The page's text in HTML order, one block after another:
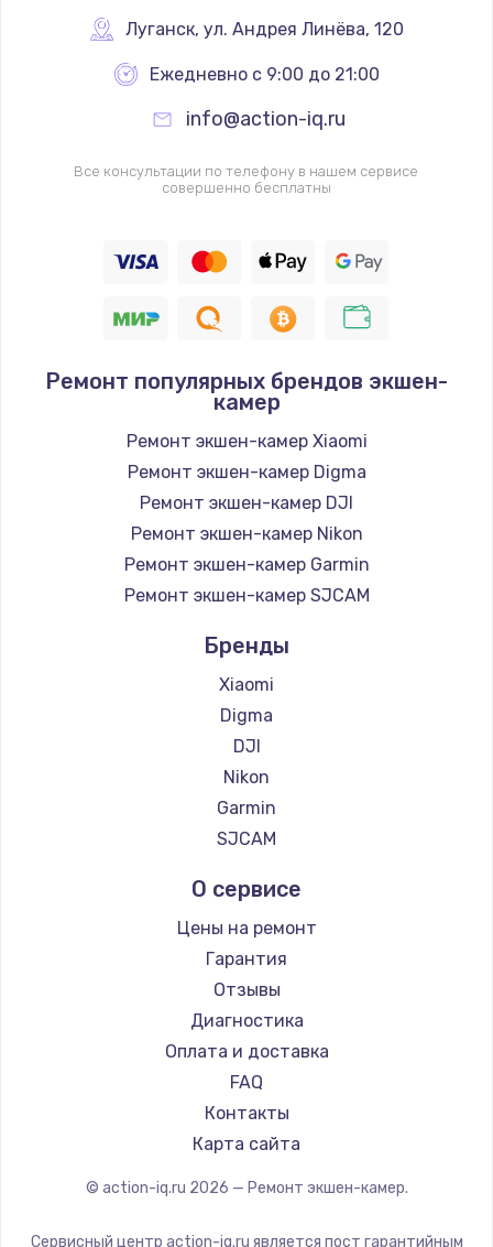
Луганск, ул. Андрея Линёва, 120
Ежедневно с 9:00 до 21:00
info@action-iq.ru
Все консультации по телефону в нашем сервисе
совершенно бесплатны
Ремонт популярных брендов экшен-
камер
Ремонт экшен-камер Xiaomi
Ремонт экшен-камер Digma
Ремонт экшен-камер DJI
Ремонт экшен-камер Nikon
Ремонт экшен-камер Garmin
Ремонт экшен-камер SJCAM
Бренды
Xiaomi
Digma
DJI
Nikon
Garmin
SJCAM
О сервисе
Цены на ремонт
Гарантия
Отзывы
Диагностика
Оплата и доставка
FAQ
Контакты
Карта сайта
© action-iq.ru 2026 — Ремонт экшен-камер.
Сервисный центр action-iq.ru является пост гарантийным